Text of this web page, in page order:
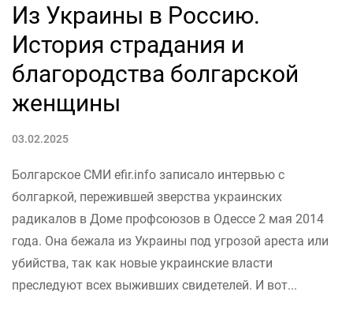
Из Украины в Россию.
История страдания и
благородства болгарской
женщины
03.02.2025
Болгарское СМИ efir.info записало интервью с
болгаркой, пережившей зверства украинских
радикалов в Доме профсоюзов в Одессе 2 мая 2014
года. Она бежала из Украины под угрозой ареста или
убийства, так как новые украинские власти
преследуют всех выживших свидетелей. И вот...